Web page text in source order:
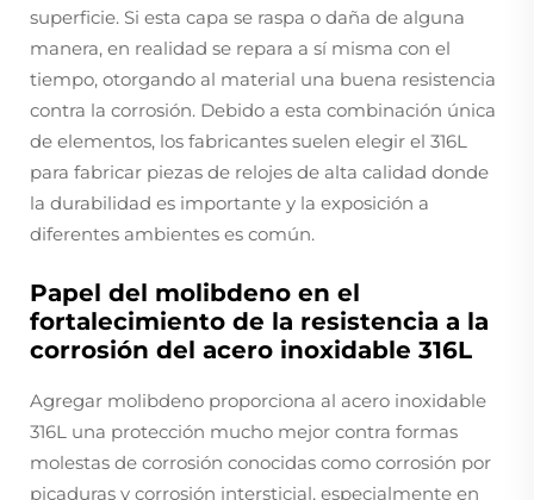
superficie. Si esta capa se raspa o daña de alguna
manera, en realidad se repara a sí misma con el
tiempo, otorgando al material una buena resistencia
contra la corrosión. Debido a esta combinación única
de elementos, los fabricantes suelen elegir el 316L
para fabricar piezas de relojes de alta calidad donde
la durabilidad es importante y la exposición a
diferentes ambientes es común.
Papel del molibdeno en el
fortalecimiento de la resistencia a la
corrosión del acero inoxidable 316L
Agregar molibdeno proporciona al acero inoxidable
316L una protección mucho mejor contra formas
molestas de corrosión conocidas como corrosión por
picaduras y corrosión intersticial, especialmente en